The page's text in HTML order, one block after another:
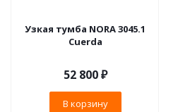
Узкая тумба NORA 3045.1
Cuerda
52 800₽
В корзину